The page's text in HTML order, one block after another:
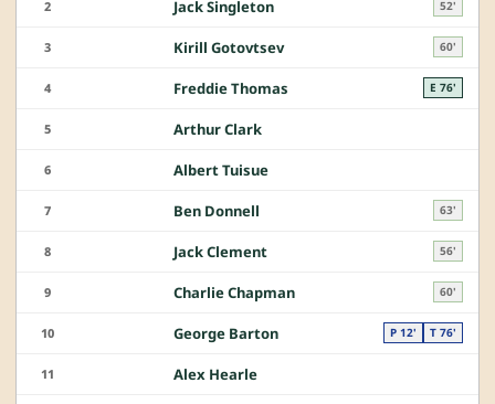
2 Jack Singleton 52'
3 Kirill Gotovtsev 60'
4 Freddie Thomas E 76'
5 Arthur Clark
6 Albert Tuisue
7 Ben Donnell 63'
8 Jack Clement 56'
9 Charlie Chapman 60'
10 George Barton P 12' T 76'
11 Alex Hearle